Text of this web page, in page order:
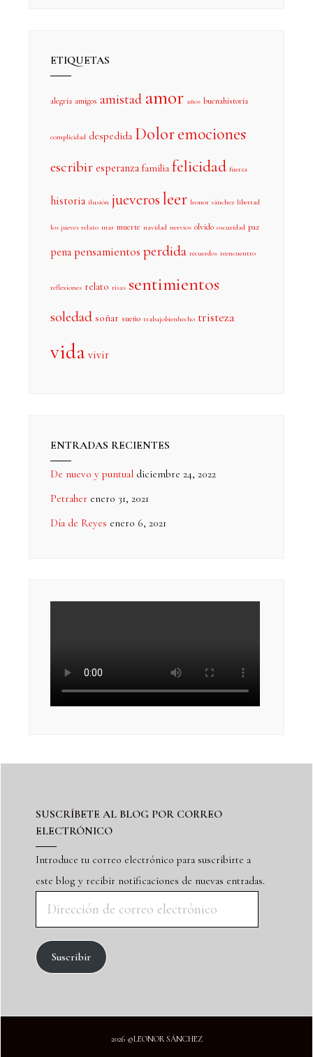
ETIQUETAS
alegria amigos amistad amor años buenahistoria
complicidad despedida Doloremociones
escribir esperanza familia felicidad fuerza
historia ilusión jueverosleer leonor sánchez libertad
los jueves relato mar muerte navidad nervios olvido oscuridad paz
pena pensamientos perdida recuerdos reencuentro
reflexiones relato risas sentimientos
soledad soñar sueño trabajobienhecho tristeza
vida vivir
ENTRADAS RECIENTES
De nuevo y puntual diciembre 24, 2022
Petraher enero 31, 2021
Día de Reyes enero 6, 2021
SUSCRÍBETE AL BLOG POR CORREO
ELECTRÓNICO
Introduce tu correo electrónico para suscribirte a
este blog y recibir notificaciones de nuevas entradas.
Suscribir
2026 ©LEONOR SÁNCHEZ